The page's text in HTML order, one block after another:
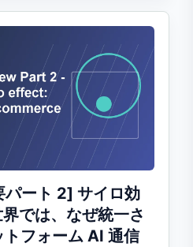
ート 2] サイロ効
では、なぜ統一さ
フォーム AI 通信